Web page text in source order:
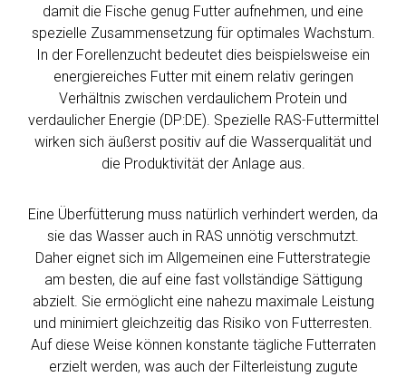
damit die Fische genug Futter aufnehmen, und eine
spezielle Zusammensetzung für optimales Wachstum.
In der Forellenzucht bedeutet dies beispielsweise ein
energiereiches Futter mit einem relativ geringen
Verhältnis zwischen verdaulichem Protein und
verdaulicher Energie (DP:DE). Spezielle RAS-Futtermittel
wirken sich äußerst positiv auf die Wasserqualität und
die Produktivität der Anlage aus.
Eine Überfütterung muss natürlich verhindert werden, da
sie das Wasser auch in RAS unnötig verschmutzt.
Daher eignet sich im Allgemeinen eine Futterstrategie
am besten, die auf eine fast vollständige Sättigung
abzielt. Sie ermöglicht eine nahezu maximale Leistung
und minimiert gleichzeitig das Risiko von Futterresten.
Auf diese Weise können konstante tägliche Futterraten
erzielt werden, was auch der Filterleistung zugute